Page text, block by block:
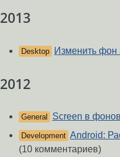
2013
Desktop Изменить фон
2012
General Screen в
Development Android:
(10 комментариев)